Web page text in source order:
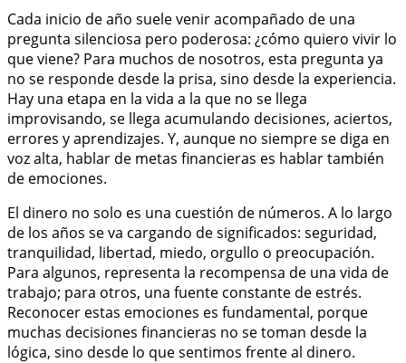
Cada inicio de año suele venir acompañado de una
pregunta silenciosa pero poderosa: ¿cómo quiero vivir lo
que viene? Para muchos de nosotros, esta pregunta ya
no se responde desde la prisa, sino desde la experiencia.
Hay una etapa en la vida a la que no se llega
improvisando, se llega acumulando decisiones, aciertos,
errores y aprendizajes. Y, aunque no siempre se diga en
voz alta, hablar de metas financieras es hablar también
de emociones.
El dinero no solo es una cuestión de números. A lo largo
de los años se va cargando de significados: seguridad,
tranquilidad, libertad, miedo, orgullo o preocupación.
Para algunos, representa la recompensa de una vida de
trabajo; para otros, una fuente constante de estrés.
Reconocer estas emociones es fundamental, porque
muchas decisiones financieras no se toman desde la
lógica, sino desde lo que sentimos frente al dinero.